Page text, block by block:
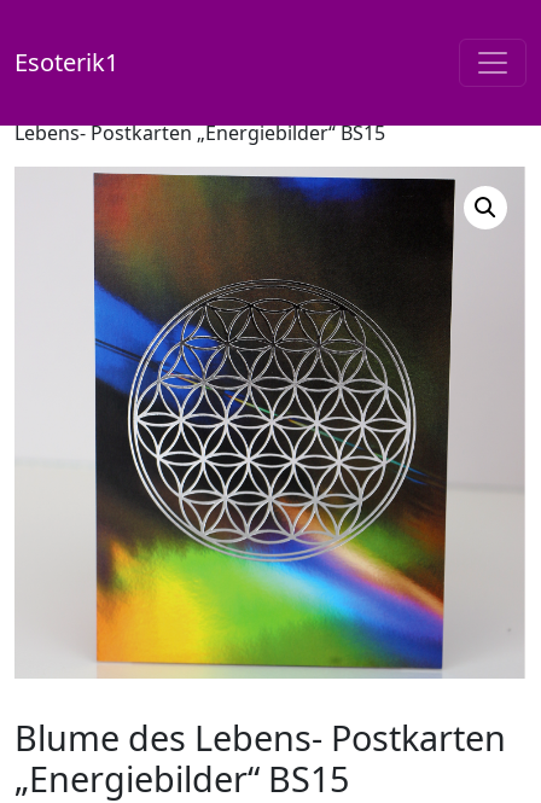
Esoterik1
Lebens- Postkarten „Energiebilder“ BS15
Blume des Lebens- Postkarten
„Energiebilder“ BS15